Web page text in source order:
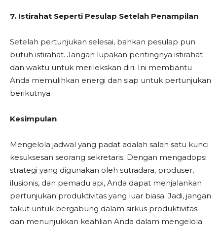
7. Istirahat Seperti Pesulap Setelah Penampilan
Setelah pertunjukan selesai, bahkan pesulap pun
butuh istirahat. Jangan lupakan pentingnya istirahat
dan waktu untuk merilekskan diri. Ini membantu
Anda memulihkan energi dan siap untuk pertunjukan
berikutnya.
Kesimpulan
Mengelola jadwal yang padat adalah salah satu kunci
kesuksesan seorang sekretaris. Dengan mengadopsi
strategi yang digunakan oleh sutradara, produser,
ilusionis, dan pemadu api, Anda dapat menjalankan
pertunjukan produktivitas yang luar biasa. Jadi, jangan
takut untuk bergabung dalam sirkus produktivitas
dan menunjukkan keahlian Anda dalam mengelola